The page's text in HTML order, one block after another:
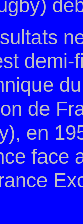
demi-
de
en
face